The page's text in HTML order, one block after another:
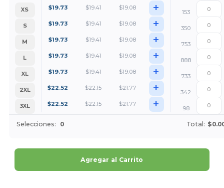
XS $19.73 $19.41 $19.08 +
153
S
$19.73 $19.41 $19.08 +
350
M
$19.73 $19.41 $19.08 +
753
L
$19.73 $19.41 $19.08 +
888
XL
$19.73 $19.41 $19.08 +
733
2XL
$22.52 $22.15 $21.77 +
342
3XL
$22.52 $22.15 $21.77 + 98
Selecciones: 0 Total:
Agregar al Carrito